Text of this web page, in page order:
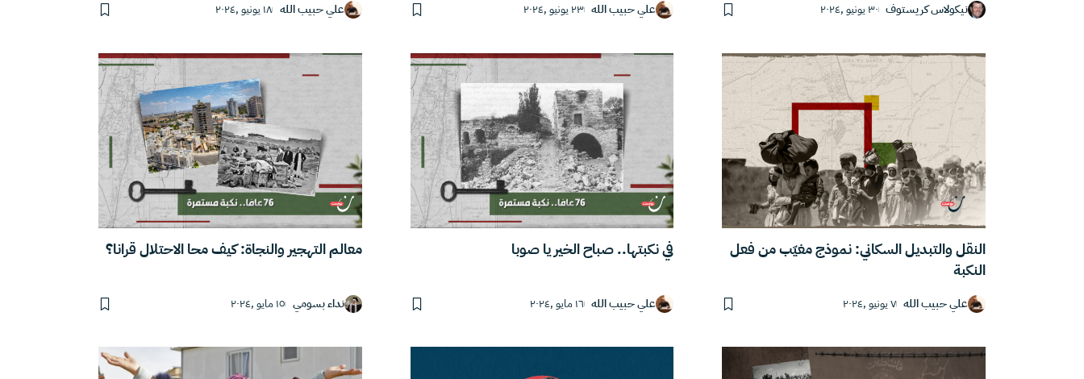
نيكولاس كريستوف ٣٠ يونيو ,٢٠٢٤ علي حبيب الله ٢٣ يونيو ,٢٠٢٤ علي حبيب الله ١٨ يونيو ,٢٠٢٤
النقل والتبديل السكاني: نموذج مغيّب من فعل
النكبة
علي حبيب الله ٧ يونيو ,٢٠٢٤
في نكبتها.. صباح الخير يا صوبا
علي حبيب الله ١٦ مايو ,٢٠٢٤
معالم التهجير والنجاة: كيف محا الاحتلال قرانا؟
نداء بسومي ١٥ مايو ,٢٠٢٤